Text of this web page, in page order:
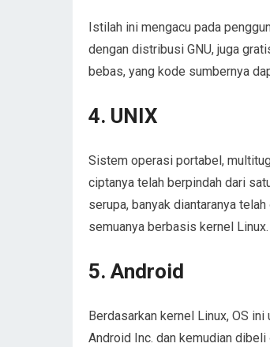
Istilah ini mengacu pada
dengan distribusi GNU, juga
bebas, yang kode sumbernya
4. UNIX
Sistem operasi portabel,
ciptanya telah berpindah dari
serupa, banyak diantaranya
semuanya berbasis kernel Linux.
5. Android
Berdasarkan kernel Linux, OS
Android Inc. dan kemudian